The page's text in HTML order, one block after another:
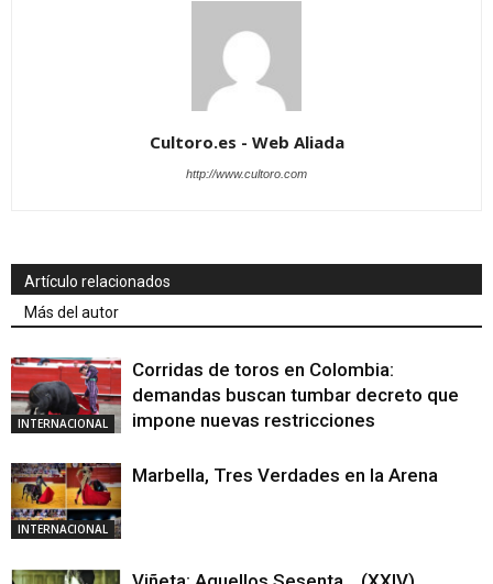
Cultoro.es - Web Aliada
http://www.cultoro.com
Artículo relacionados
Más del autor
INTERNACIONAL
Corridas de toros en Colombia:
demandas buscan tumbar decreto que
impone nuevas restricciones
INTERNACIONAL
Marbella, Tres Verdades en la Arena